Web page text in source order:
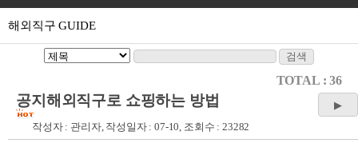
해외직구 GUIDE
TOTAL : 36
공지 해외직구로 쇼핑하는 방법
작성자 : 관리자, 작성일자 : 07-10, 조회수 : 23282